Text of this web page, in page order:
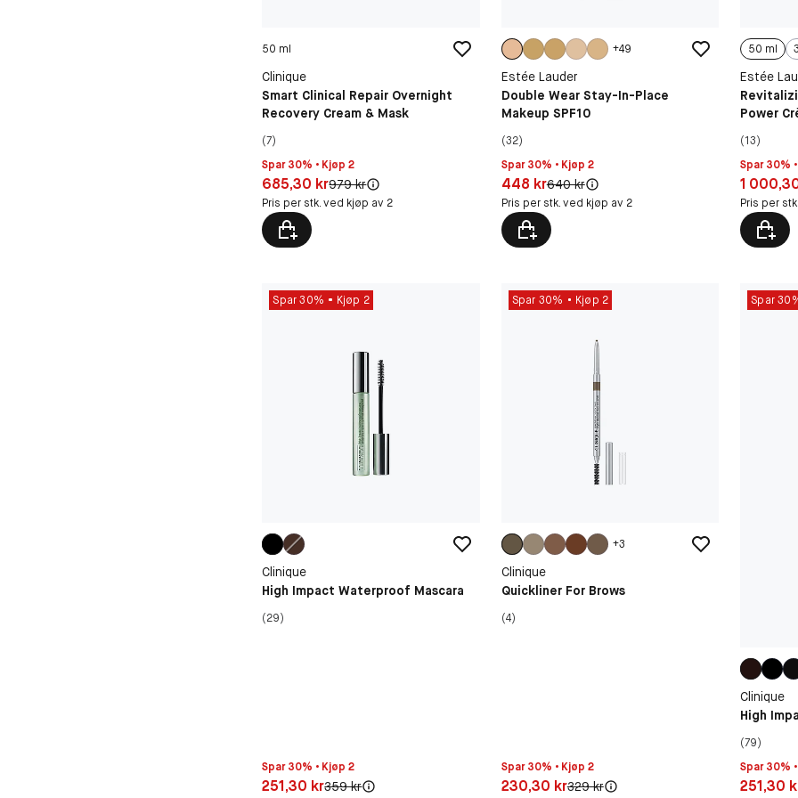
50 ml
Clinique
Smart Clinical Repair Overnight
Recovery Cream & Mask
(7)
Spar 30% • Kjøp 2
Pris: 685,30 kr
685,30 krOriginal pris:
979 kr
Pris per stk. ved kjøp av 2
+49
Estée Lauder
Double Wear Stay-In-Place
Makeup SPF10
(32)
Spar 30% • Kjøp 2
Pris: 448 kr
448 krOriginal pris:
640 kr
Pris per stk. ved kjøp av 2
50 ml
Estée
Power
(13)
Spar 30%
Pris: 1
1
Pris per
Spar 30% Kjøp 2
Clinique
High Impact Waterproof Mascara
(29)
Spar 30% • Kjøp 2
Pris: 251,30 kr
251,30 krOriginal pris:
359 kr
Spar 30% Kjøp 2
+3
Clinique
Quickliner For Brows
(4)
Spar 30% • Kjøp 2
Pris: 230,30 kr
230,30 krOriginal pris:
329 kr
Spar
Clinique
High
(79)
Spar 30%
Pris:
251,30